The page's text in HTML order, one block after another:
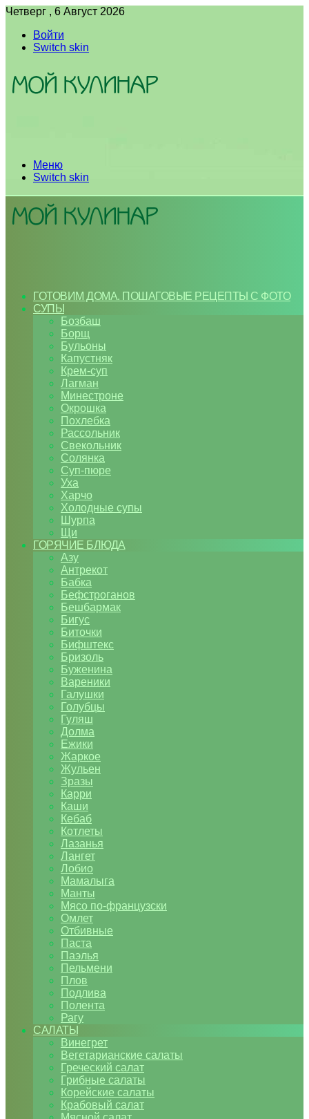
Четверг , 6 Август 2026
Войти
Switch skin
Меню
Switch skin
ГОТОВИМ ДОМА. ПОШАГОВЫЕ РЕЦЕПТЫ С ФОТО
СУПЫ
Бозбаш
Борщ
Бульоны
Капустняк
Крем-суп
Лагман
Минестроне
Окрошка
Похлебка
Рассольник
Свекольник
Солянка
Суп-пюре
Уха
Харчо
Холодные супы
Шурпа
Щи
ГОРЯЧИЕ БЛЮДА
Азу
Антрекот
Бабка
Бефстроганов
Бешбармак
Бигус
Биточки
Бифштекс
Бризоль
Буженина
Вареники
Галушки
Голубцы
Гуляш
Долма
Ежики
Жаркое
Жульен
Зразы
Карри
Каши
Кебаб
Котлеты
Лазанья
Лангет
Лобио
Мамалыга
Манты
Мясо по-французски
Омлет
Отбивные
Паста
Паэлья
Пельмени
Плов
Подлива
Полента
Рагу
САЛАТЫ
Винегрет
Вегетарианские салаты
Греческий салат
Грибные салаты
Корейские салаты
Крабовый салат